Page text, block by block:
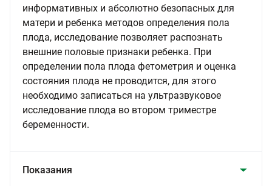
информативных и абсолютно безопасных для
матери и ребенка методов определения пола
плода, исследование позволяет распознать
внешние половые признаки ребенка. При
определении пола плода фетометрия и оценка
состояния плода не проводится, для этого
необходимо записаться на ультразвуковое
исследование плода во втором триместре
беременности.
Показания